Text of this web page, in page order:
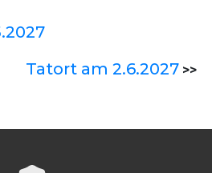
Tatort am 2.6.2027 >>